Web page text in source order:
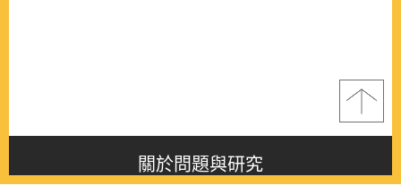
關於問題與研究
About this journal